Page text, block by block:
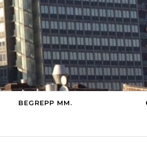
BEGREPP MM.